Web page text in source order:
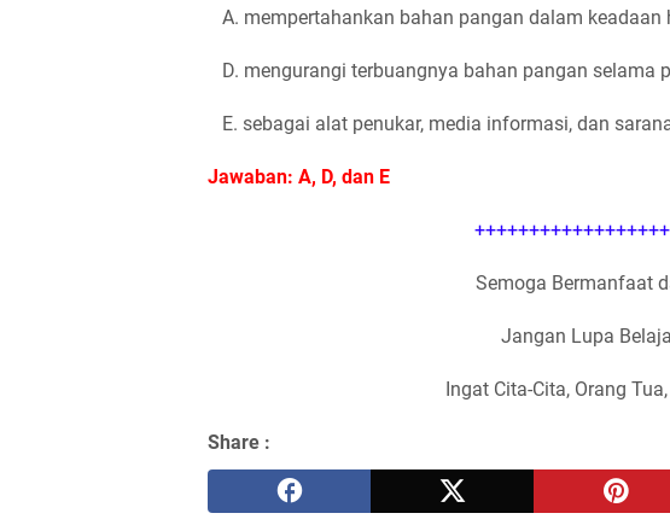
A. mempertahankan bahan pangan dalam keadaan
D. mengurangi terbuangnya bahan pangan selama
E. sebagai alat penukar, media informasi, dan
Jawaban: A, D, dan E
Semoga Bermanfaat
Jangan Lupa
Ingat Cita-Cita, Orang
Share :